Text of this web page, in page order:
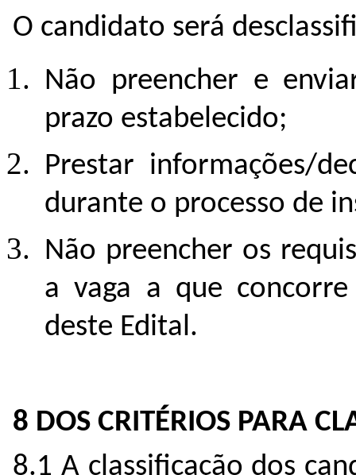
O candidato será
Não preencher e
prazo estabelecido;
Prestar informações/
durante o processo de
Não preencher os
a vaga a que
deste Edital.
8 DOS CRITÉRIOS PARA
8.1 A classificação dos